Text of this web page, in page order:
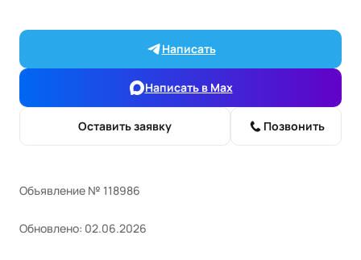
Написать
Написать в Max
Оставить заявку Позвонить
Объявление № 118986
Обновлено: 02.06.2026